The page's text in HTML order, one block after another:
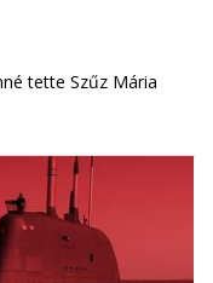
tette Szűz Mária